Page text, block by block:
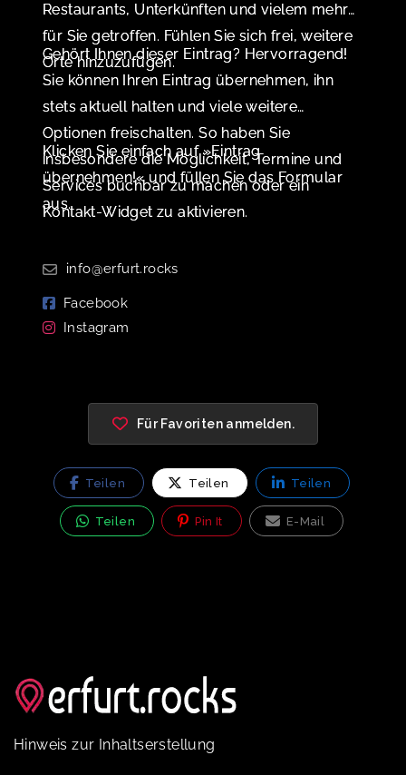
Restaurants, Unterkünften und vielem mehr
für Sie getroffen. Fühlen Sie sich frei, weitere
Orte hinzuzufügen.
Gehört Ihnen dieser Eintrag? Hervorragend!
Sie können Ihren Eintrag übernehmen, ihn
stets aktuell halten und viele weitere
Optionen freischalten. So haben Sie
insbesondere die Möglichkeit, Termine und
Services buchbar zu machen oder ein
Kontakt-Widget zu aktivieren.
Klicken Sie einfach auf »Eintrag
übernehmen!« und füllen Sie das Formular
aus.
info@erfurt.rocks
Facebook
Instagram
Für Favoriten anmelden.
Teilen Teilen Teilen
Teilen Pin It E-Mail
Hinweis zur Inhaltserstellung